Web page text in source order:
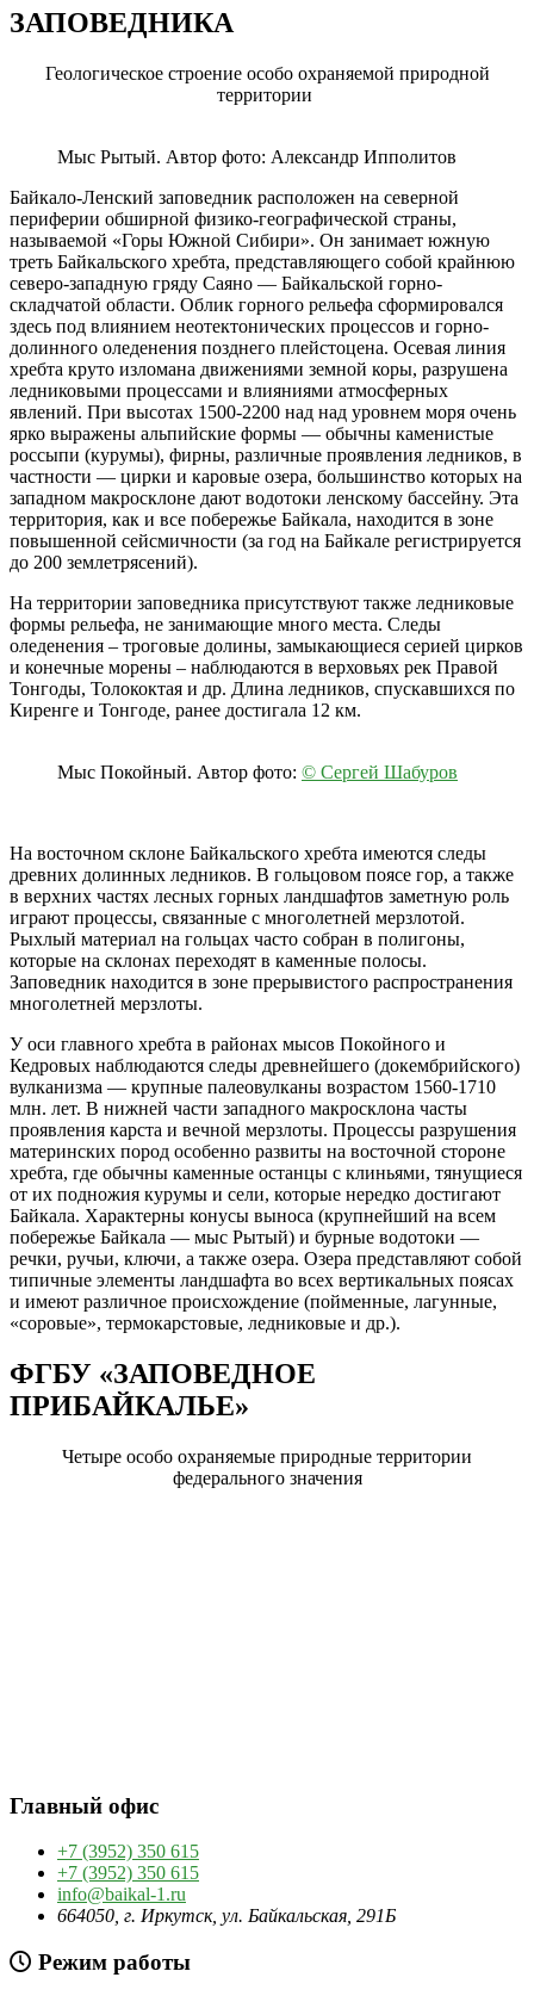
ЗАПОВЕДНИКА
Геологическое строение особо охраняемой природной
территории
Мыс Рытый. Автор фото: Александр Ипполитов
Байкало-Ленский заповедник расположен на северной
периферии обширной физико-географической страны,
называемой «Горы Южной Сибири». Он занимает южную
треть Байкальского хребта, представляющего собой крайнюю
северо-западную гряду Саяно — Байкальской горно-
складчатой области. Облик горного рельефа сформировался
здесь под влиянием неотектонических процессов и горно-
долинного оледенения позднего плейстоцена. Осевая линия
хребта круто изломана движениями земной коры, разрушена
ледниковыми процессами и влияниями атмосферных
явлений. При высотах 1500-2200 над над уровнем моря очень
ярко выражены альпийские формы — обычны каменистые
россыпи (курумы), фирны, различные проявления ледников, в
частности — цирки и каровые озера, большинство которых на
западном макросклоне дают водотоки ленскому бассейну. Эта
территория, как и все побережье Байкала, находится в зоне
повышенной сейсмичности (за год на Байкале регистрируется
до 200 землетрясений).
На территории заповедника присутствуют также ледниковые
формы рельефа, не занимающие много места. Следы
оледенения – троговые долины, замыкающиеся серией цирков
и конечные морены – наблюдаются в верховьях рек Правой
Тонгоды, Толококтая и др. Длина ледников, спускавшихся по
Киренге и Тонгоде, ранее достигала 12 км.
Мыс Покойный. Автор фото: © Сергей Шабуров
На восточном склоне Байкальского хребта имеются следы
древних долинных ледников. В гольцовом поясе гор, а также
в верхних частях лесных горных ландшафтов заметную роль
играют процессы, связанные с многолетней мерзлотой.
Рыхлый материал на гольцах часто собран в полигоны,
которые на склонах переходят в каменные полосы.
Заповедник находится в зоне прерывистого распространения
многолетней мерзлоты.
У оси главного хребта в районах мысов Покойного и
Кедровых наблюдаются следы древнейшего (докембрийского)
вулканизма — крупные палеовулканы возрастом 1560-1710
млн. лет. В нижней части западного макросклона часты
проявления карста и вечной мерзлоты. Процессы разрушения
материнских пород особенно развиты на восточной стороне
хребта, где обычны каменные останцы с клиньями, тянущиеся
от их подножия курумы и сели, которые нередко достигают
Байкала. Характерны конусы выноса (крупнейший на всем
побережье Байкала — мыс Рытый) и бурные водотоки —
речки, ручьи, ключи, а также озера. Озера представляют собой
типичные элементы ландшафта во всех вертикальных поясах
и имеют различное происхождение (пойменные, лагунные,
«соровые», термокарстовые, ледниковые и др.).
ФГБУ «ЗАПОВЕДНОЕ
ПРИБАЙКАЛЬЕ»
Четыре особо охраняемые природные территории
федерального значения
Главный офис
+7 (3952) 350 615
+7 (3952) 350 615
info@baikal-1.ru
664050, г. Иркутск, ул. Байкальская, 291Б
Режим работы